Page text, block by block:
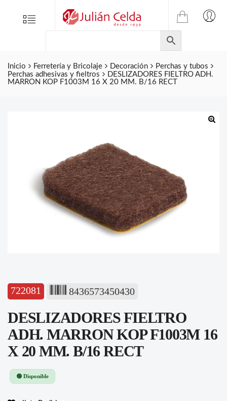
Menu
TIENDA
ONLINE
DE
JULIAN
CELDA
S.L.
Inicio Ferretería y Bricolaje Decoración
Perchas y tubos
Perchas adhesivas y fieltros
DESLIZADORES FIELTRO ADH.
MARRON KOP F1003M 16 X 20 MM. B/16 RECT
722081 8436573450430
DESLIZADORES FIELTRO
ADH. MARRON KOP F1003M 16
X 20 MM. B/16 RECT
🟢 Disponible
Folletos
Contacto